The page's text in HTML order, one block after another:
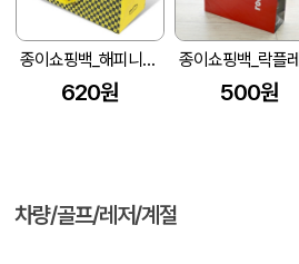
종이쇼핑백_해피니스 (300x130x350mm)
620원 500원
차량/골프/레저/계절